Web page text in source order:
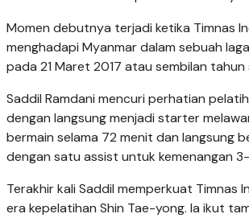
Momen debutnya terjadi ketika Timnas
menghadapi Myanmar dalam sebuah
pada 21 Maret 2017 atau sembilan tahun
Saddil Ramdani mencuri perhatian
dengan langsung menjadi starter
bermain selama 72 menit dan langsung
dengan satu assist untuk kemenangan 3-
Terakhir kali Saddil memperkuat Timnas
era kepelatihan Shin Tae-yong. Ia ikut